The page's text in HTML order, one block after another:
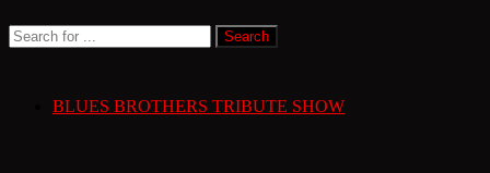
BLUES BROTHERS TRIBUTE SHOW